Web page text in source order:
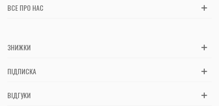
ВСЕ ПРО НАС
ЗНИЖКИ
ПІДПИСКА
ВІДГУКИ